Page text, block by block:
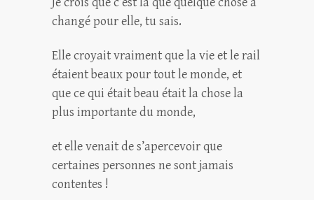
changé pour elle, tu sais.
Elle croyait vraiment que la vie et le rail
étaient beaux pour tout le monde, et
que ce qui était beau était la chose la
plus importante du monde,
et elle venait de s’apercevoir que
certaines personnes ne sont jamais
contentes !